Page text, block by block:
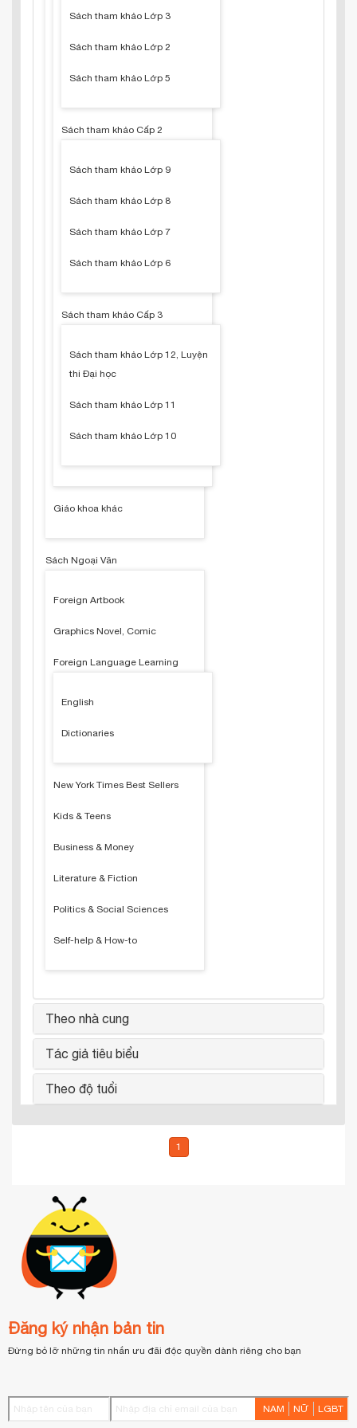
Sách tham khảo Lớp 3
Sách tham khảo Lớp 2
Sách tham khảo Lớp 5
Sách tham khảo Cấp 2
Sách tham khảo Lớp 9
Sách tham khảo Lớp 8
Sách tham khảo Lớp 7
Sách tham khảo Lớp 6
Sách tham khảo Cấp 3
Sách tham khảo Lớp 12, Luyện
thi Đại học
Sách tham khảo Lớp 11
Sách tham khảo Lớp 10
Giáo khoa khác
Sách Ngoại Văn
Foreign Artbook
Graphics Novel, Comic
Foreign Language Learning
English
Dictionaries
New York Times Best Sellers
Kids & Teens
Business & Money
Literature & Fiction
Politics & Social Sciences
Self-help & How-to
Theo nhà cung
Tác giả tiêu biểu
Theo độ tuổi
1
Đăng ký nhận bản tin
Đừng bỏ lỡ những tin nhắn ưu đãi độc quyền dành riêng cho bạn
NAM NỮ LGBT